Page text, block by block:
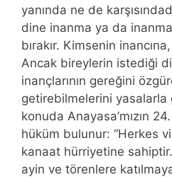
yanında ne de
dine inanma ya da
bırakır. Kimsenin
Ancak bireylerin istediği
inançlarının gereğini
getirebilmelerini yasalarla
konuda Anayasa’mızın
hüküm bulunur: “Herkes
kanaat hürriyetine
ayin ve törenlere